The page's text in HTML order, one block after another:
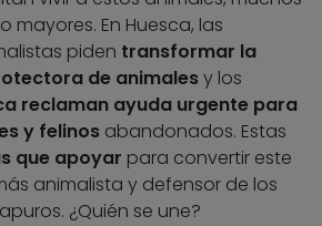
mayores. En Huesca, las
piden transformar la
de animalesy los
reclaman ayuda urgente para
y felinos abandonados. Estas
que apoyar para convertir este
animalista y defensor de los
¿Quién se une?